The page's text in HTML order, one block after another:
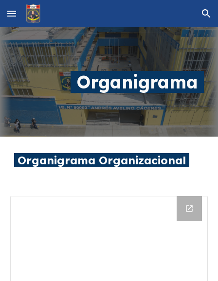
Skip to main content Skip to navigation
Organigrama
Organigrama Organizacional